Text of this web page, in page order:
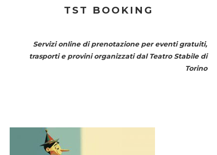
TST BOOKING
Servizi online di prenotazione per eventi gratuiti,
trasporti e provini organizzati dal Teatro Stabile di
Torino